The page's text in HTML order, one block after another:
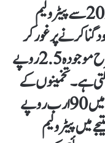
ذرائع کے مطابق حکومت یکم جولائی 2026 سے پیٹرولیم
کرنے پر غور کر
رہی ہے۔ اس تجویز کے تحت لیوی کی شرح موجودہ 2.5 روپے
کی جا سکتی ہے۔ تخمینوں کے
مطابق آئندہ مالی سال کے دوران اس مد میں 90 ارب روپے
میں پیٹرولیم